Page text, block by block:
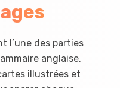
l’une des parties
anglaise.
illustrées et